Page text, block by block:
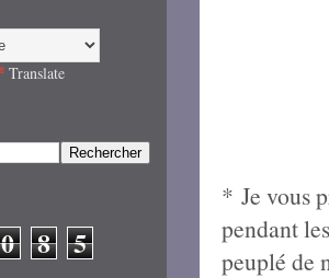
* Je vous
pendant
peuplé de
Translate
0 8 5